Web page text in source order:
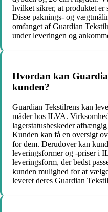
hvilket sikrer, at produktet er
Disse paknings- og
omfanget af Guardian
under leveringen og
Hvordan kan
kunden?
Guardian Tekstilrens kan
måder hos ILVA.
lagerstatusbeskeder
Kunden kan få en oversigt
for dem. Derudover kan
leveringsformer og -priser i
leveringsform, der bedst
kunden mulighed for at
leveret deres Guardian